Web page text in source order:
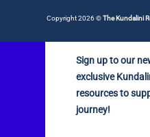
Copyright 2026 ©The Kundalini
Sign up to our
exclusive
resources to
journey!